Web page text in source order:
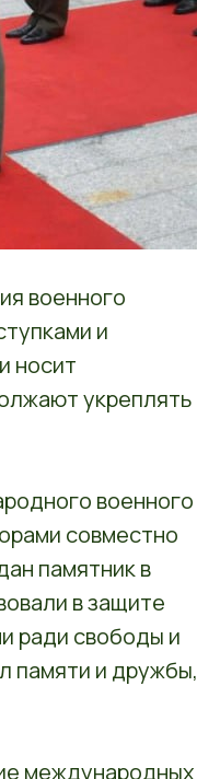
военного
и
носит
укреплять
военного
совместно
памятник в
в защите
ради свободы и
памяти и дружбы,
международных